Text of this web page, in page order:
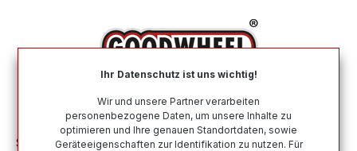
Sommerreifen Nach Größe 265 35 R21
Ihr Datenschutz ist uns wichtig!
Wir und unsere Partner verarbeiten
personenbezogene Daten, um unsere Inhalte zu
optimieren und Ihre genauen Standortdaten, sowie
Geräteeigenschaften zur Identifikation zu nutzen. Für